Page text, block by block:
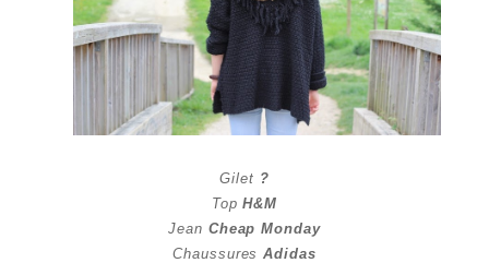
Gilet ?
TopH&M
Jean Cheap Monday
ChaussuresAdidas